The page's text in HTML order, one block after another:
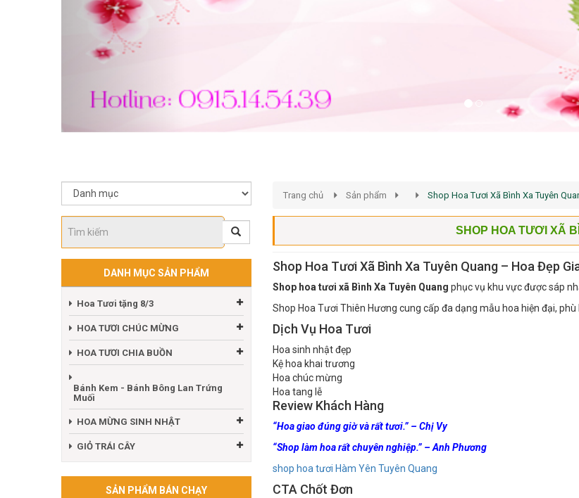
DANH MỤC SẢN PHẨM
Hoa Tươi tặng 8/3
HOA TƯƠI CHÚC MỪNG
HOA TƯƠI CHIA BUỒN
Bánh Kem - Bánh Bông Lan Trứng
Muối
HOA MỪNG SINH NHẬT
GIỎ TRÁI CÂY
SẢN PHẨM BÁN CHẠY
Trang chủ Sản phẩm Shop Hoa Tươi Xã Bình Xa Tuyên
SHOP HOA TƯƠI XÃ
Shop Hoa Tươi Xã Bình Xa Tuyên Quang – Hoa Đẹp
Shop hoa tươi xã Bình Xa Tuyên Quang phục vụ khu vực được sáp
Shop Hoa Tươi Thiên Hương cung cấp đa dạng mẫu hoa hiện đại, phù
Dịch Vụ Hoa Tươi
Hoa sinh nhật đẹp
Kệ hoa khai trương
Hoa chúc mừng
Hoa tang lễ
Review Khách Hàng
“Hoa giao đúng giờ và rất tươi.” – Chị Vy
“Shop làm hoa rất chuyên nghiệp.” – Anh Phương
shop hoa tươi Hàm Yên Tuyên Quang
CTA Chốt Đơn